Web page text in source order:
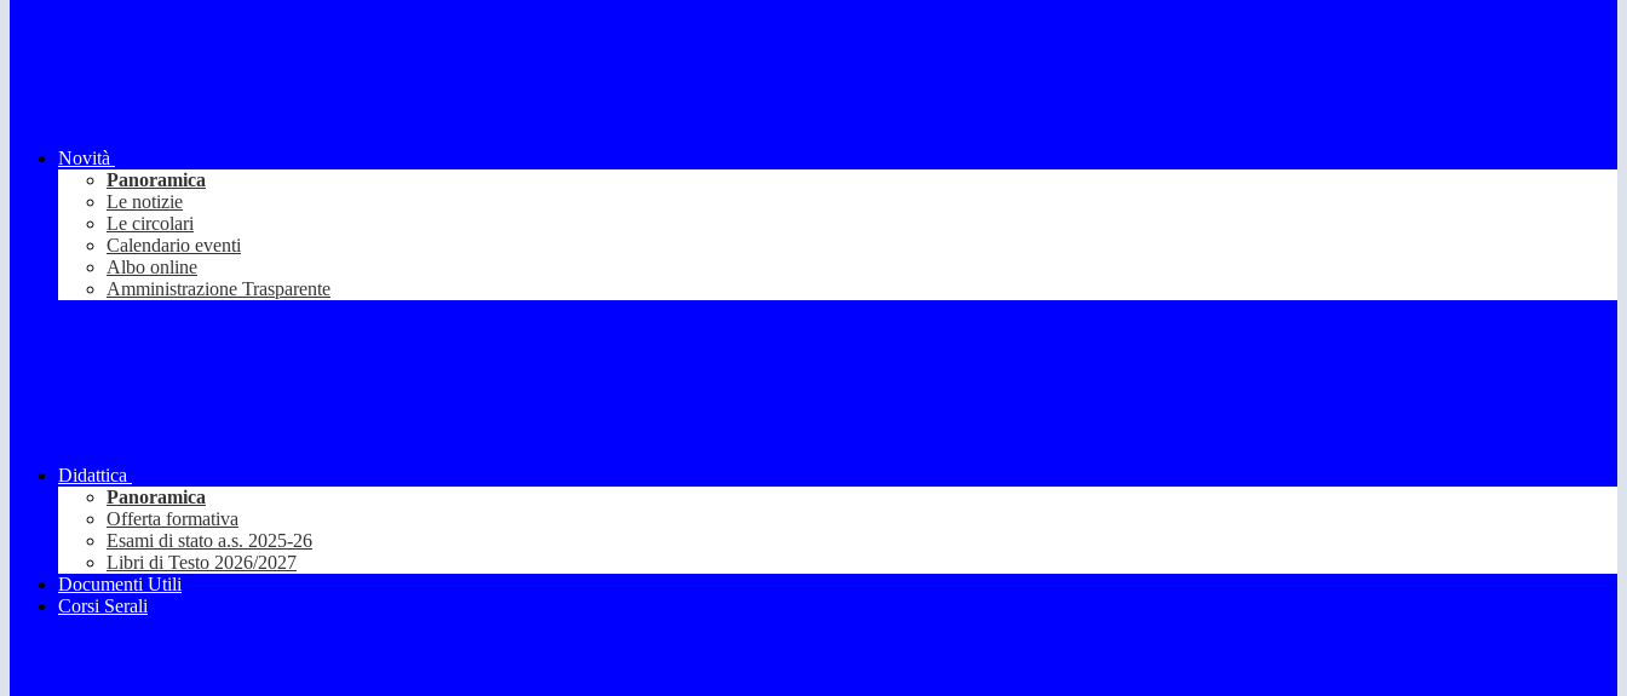
Novità
Panoramica
Le notizie
Le circolari
Calendario eventi
Albo online
Amministrazione Trasparente
Didattica
Panoramica
Offerta formativa
Esami di stato a.s. 2025-26
Libri di Testo 2026/2027
Documenti Utili
Corsi Serali